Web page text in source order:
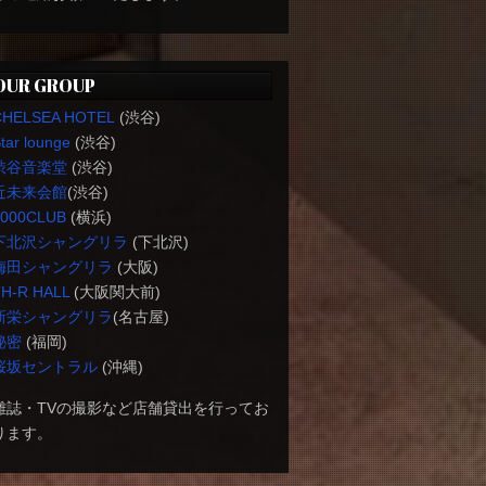
GROUP
HOTEL
(渋谷)
lounge(渋谷)
谷音楽堂(渋谷)
未来会館(渋谷)
(横浜)
北沢シャングリラ (下北沢)
田シャングリラ (大阪)
R HALL (大阪関大前)
栄シャングリラ(名古屋)
密(福岡)
坂セントラル(沖縄)
誌・TVの撮影など店舗貸出を行ってお
ます。